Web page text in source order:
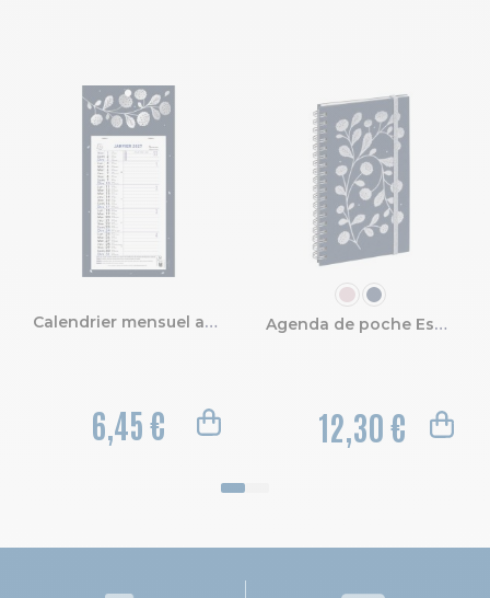
Calendrier mensuel avec feuillets détachables 13 x 23 cm sur carte illustrée Végétal 16 x 33 cm 2027
6,45 €
COULEUR
Agenda de poche Espace 16S spiralé Végétal 9 x 16 cm Semainier Janvier à Décembre 2027
12,30 €